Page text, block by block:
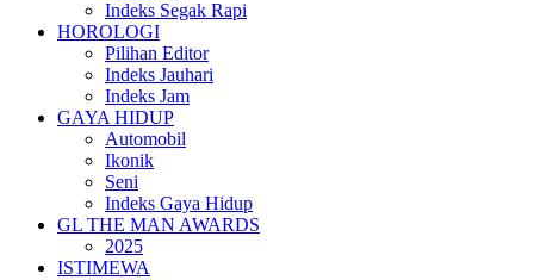
Indeks Segak Rapi
HOROLOGI
Pilihan Editor
Indeks Jauhari
Indeks Jam
GAYA HIDUP
Automobil
Ikonik
Seni
Indeks Gaya Hidup
GL THE MAN AWARDS
2025
ISTIMEWA